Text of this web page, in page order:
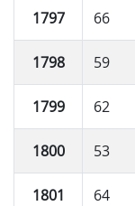
1797 66
1798 59
1799 62
1800 53
1801 64